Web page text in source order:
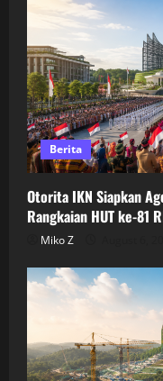
Berita
Otorita IKN Siapkan
Rangkaian HUT ke-81
Miko Z